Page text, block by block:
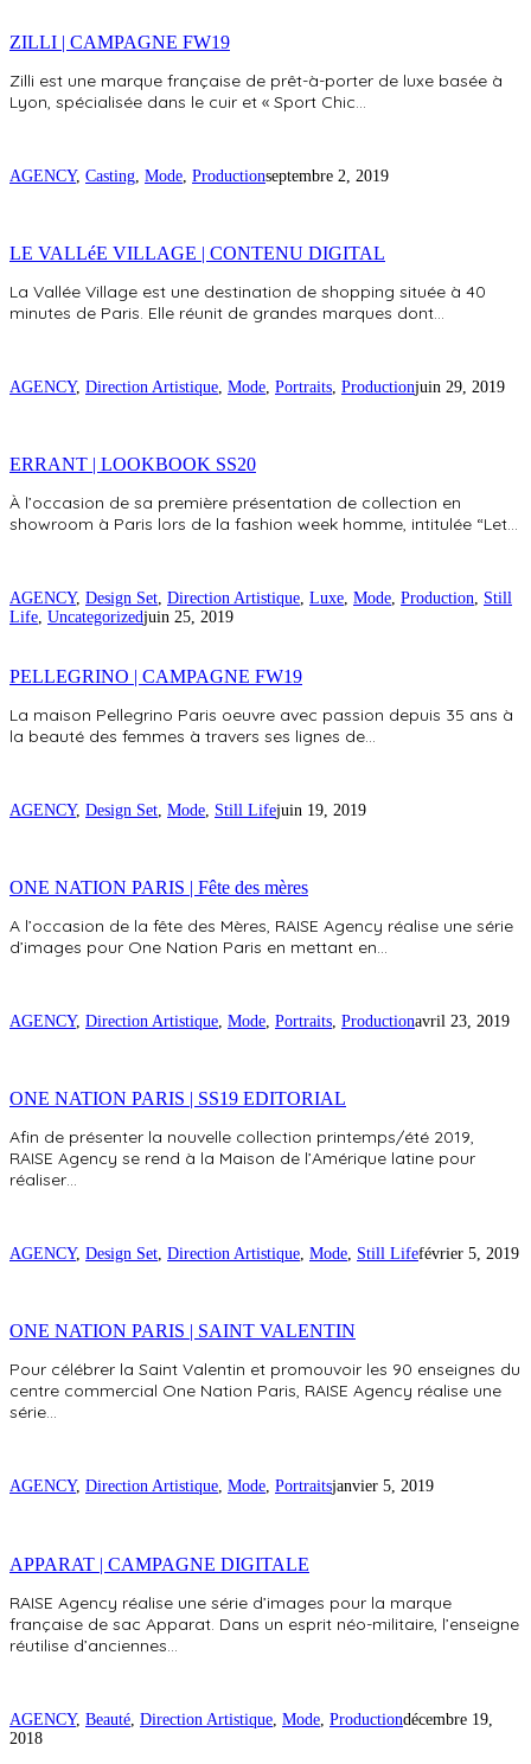
ZILLI | CAMPAGNE FW19
Zilli est une marque française de prêt-à-porter de luxe basée à
Lyon, spécialisée dans le cuir et « Sport Chic…
AGENCY, Casting Mode Productionseptembre 2, 2019
LE VALLéE VILLAGE | CONTENU DIGITAL
La Vallée Village est une destination de shopping située à 40
minutes de Paris. Elle réunit de grandes marques dont…
AGENCY, Direction Artistique, Mode, Portraits, Productionjuin 29, 2019
ERRANT | LOOKBOOK SS20
À l’occasion de sa première présentation de collection en
showroom à Paris lors de la fashion week homme, intitulée “Let…
AGENCY, Design Set, Direction Artistique, Luxe, Mode, Production, Still
Life, Uncategorizedjuin 25, 2019
PELLEGRINO | CAMPAGNE FW19
La maison Pellegrino Paris oeuvre avec passion depuis 35 ans à
la beauté des femmes à travers ses lignes de…
AGENCY, Design Set Mode Still Lifejuin 19, 2019
ONE NATION PARIS | Fête des mères
A l’occasion de la fête des Mères, RAISE Agency réalise une série
d’images pour One Nation Paris en mettant en…
AGENCY, Direction Artistique Mode Portraits Productionavril 23, 2019
ONE NATION PARIS | SS19 EDITORIAL
Afin de présenter la nouvelle collection printemps/été 2019,
RAISE Agency se rend à la Maison de l’Amérique latine pour
réaliser…
AGENCY, Design Set, Direction Artistique, Mode, Still Lifefévrier 5, 2019
ONE NATION PARIS | SAINT VALENTIN
Pour célébrer la Saint Valentin et promouvoir les 90 enseignes du
centre commercial One Nation Paris, RAISE Agency réalise une
série…
AGENCY, Direction Artistique, Mode, Portraitsjanvier 5, 2019
APPARAT | CAMPAGNE DIGITALE
RAISE Agency réalise une série d’images pour la marque
française de sac Apparat. Dans un esprit néo-militaire, l’enseigne
réutilise d’anciennes…
AGENCY, Beauté Direction Artistique Mode Productiondécembre 19,
2018